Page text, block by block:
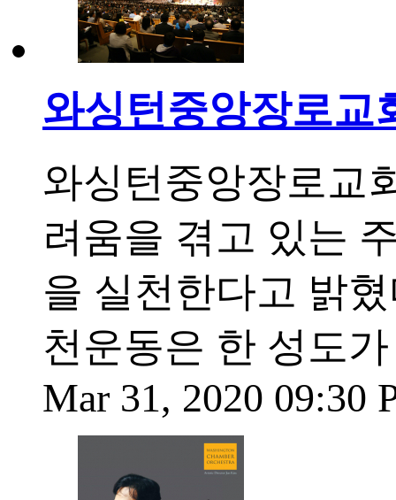
와싱턴중앙장로교
와싱턴중앙장로교
려움을 겪고 있는
을 실천한다고 밝
천운동은 한 성도
Mar 31, 2020 09:30